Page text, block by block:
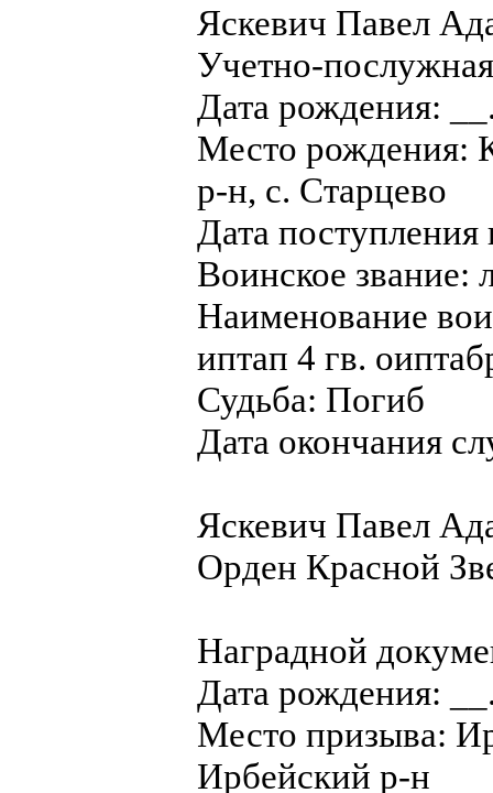
Яскевич Павел
Учетно-послужная
Дата рождения:
Место рождения:
р-н, с. Старцево
Дата
Воинское звание:
Наименование
иптап 4 гв.
Судьба: Погиб
Дата окончания
Яскевич Павел
Орден Красной
Наградной
Дата рождения:
Место призыва:
Ирбейский р-н